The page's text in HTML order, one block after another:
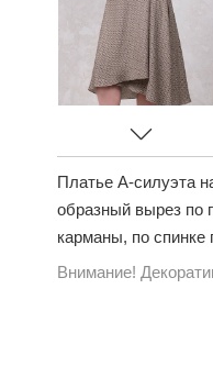
Платье А-силуэта
образный вырез по
карманы, по спинке
Внимание!